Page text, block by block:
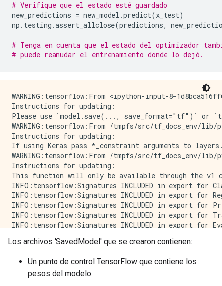
# Verifique que el estado esté guardado
new_predictions = new_model .predict(x_test)
np . testing .assert_allclose(predictions,
# Tenga en cuenta que el estado del optimizador
# puede reanudar el entrenamiento donde lo dejó.
WARNING:tensorflow:From <ipython-input-8-
Instructions for updating:
Please use `model.save(..., save_format="tf")` or
WARNING:tensorflow:From /tmpfs/src/tf_docs_env/
Instructions for updating:
If using Keras pass *_constraint arguments to
WARNING:tensorflow:From /tmpfs/src/tf_docs_env/
Instructions for updating:
This function will only be available through the v1
INFO:tensorflow:Signatures INCLUDED in export for
INFO:tensorflow:Signatures INCLUDED in export for
INFO:tensorflow:Signatures INCLUDED in export for
INFO:tensorflow:Signatures INCLUDED in export
INFO:tensorflow:Signatures INCLUDED in export for
INFO:tensorflow:No assets to save.
INFO:tensorflow:Signatures INCLUDED in export for
INFO:tensorflow:Signatures INCLUDED in export for
Los archivos 'SavedModel' que se crearon contienen:
Un punto de control TensorFlow que contiene los
pesos del modelo.